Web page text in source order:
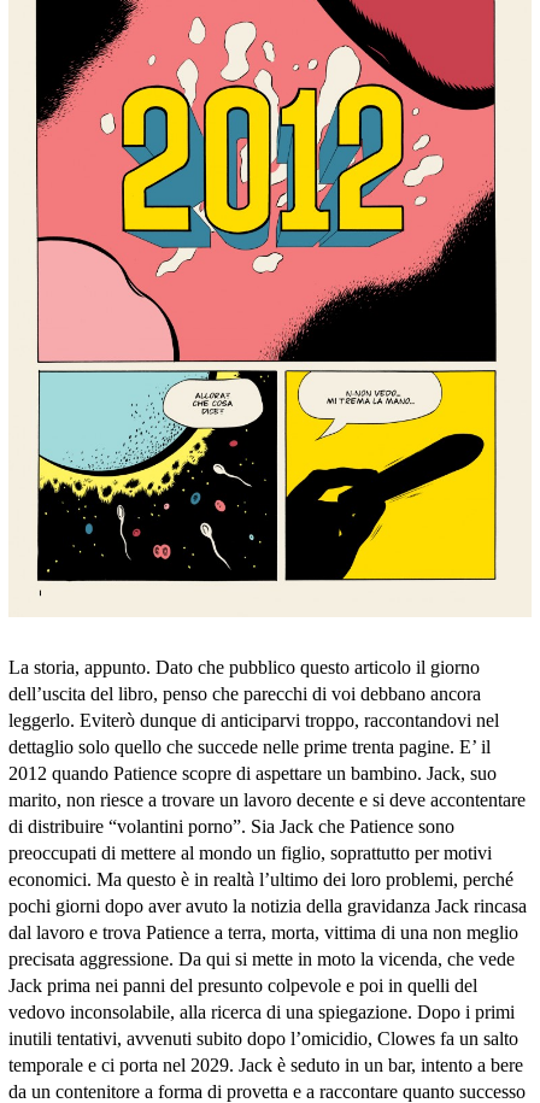
La storia, appunto. Dato che pubblico questo articolo il giorno
dell’uscita del libro, penso che parecchi di voi debbano ancora
leggerlo. Eviterò dunque di anticiparvi troppo, raccontandovi nel
dettaglio solo quello che succede nelle prime trenta pagine. E’ il
2012 quando Patience scopre di aspettare un bambino. Jack, suo
marito, non riesce a trovare un lavoro decente e si deve accontentare
di distribuire “volantini porno”. Sia Jack che Patience sono
preoccupati di mettere al mondo un figlio, soprattutto per motivi
economici. Ma questo è in realtà l’ultimo dei loro problemi, perché
pochi giorni dopo aver avuto la notizia della gravidanza Jack rincasa
dal lavoro e trova Patience a terra, morta, vittima di una non meglio
precisata aggressione. Da qui si mette in moto la vicenda, che vede
Jack prima nei panni del presunto colpevole e poi in quelli del
vedovo inconsolabile, alla ricerca di una spiegazione. Dopo i primi
inutili tentativi, avvenuti subito dopo l’omicidio, Clowes fa un salto
temporale e ci porta nel 2029. Jack è seduto in un bar, intento a bere
da un contenitore a forma di provetta e a raccontare quanto successo